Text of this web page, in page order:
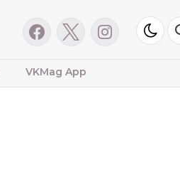
VKMag App